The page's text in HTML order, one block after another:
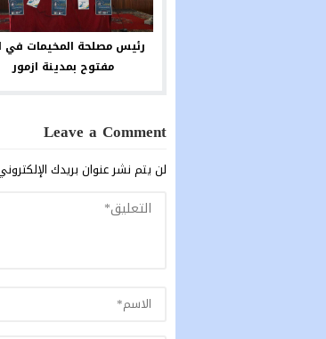
رئيس مصلحة المخيمات في
مفتوح بمدينة ازمور
Leave a Comment
لن يتم نشر عنوان بريدك